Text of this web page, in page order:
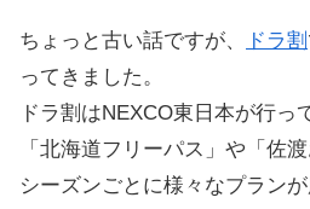
ちょっと古い話ですが、 ドラ割
ってきました。
ドラ割はNEXCO東日本が行っ
「北海道フリーパス」や「佐
シーズンごとに様々なプランが